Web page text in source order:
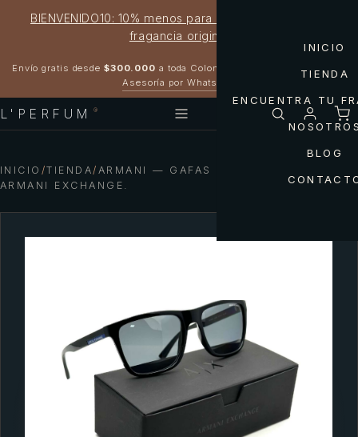
BIENVENIDO10: 10% menos para estrenar tu próxima
fragancia original
Envío gratis desde $300.000 a toda Colombia
Asesoría por WhatsApp
L'PERFUM ®
INICIO
TIENDA
ENCUENTRA TU
BLOG
INICIO /TIENDA/ ARMANI — GAFAS DE SOL AX4080S
ARMANI EXCHANGE.